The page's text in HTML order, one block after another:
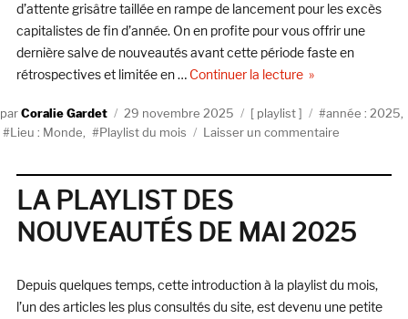
d’attente grisâtre taillée en rampe de lancement pour les excès
capitalistes de fin d’année. On en profite pour vous offrir une
dernière salve de nouveautés avant cette période faste en
rétrospectives et limitée en … Continuer la lecturede « LA
AuteurCoralie Gardet
Publié
le
29 novembre 2025 Catégories
playlist Étiquettes
année : 2025
Lieu : Monde
Playlist du mois Laisser un commentairesur
DE
NOVEMBRE
LA PLAYLIST DES
NOUVEAUTÉS DE MAI 2025
Depuis quelques temps, cette introduction à la playlist du mois,
l’un des articles les plus consultés du site, est devenu une petite